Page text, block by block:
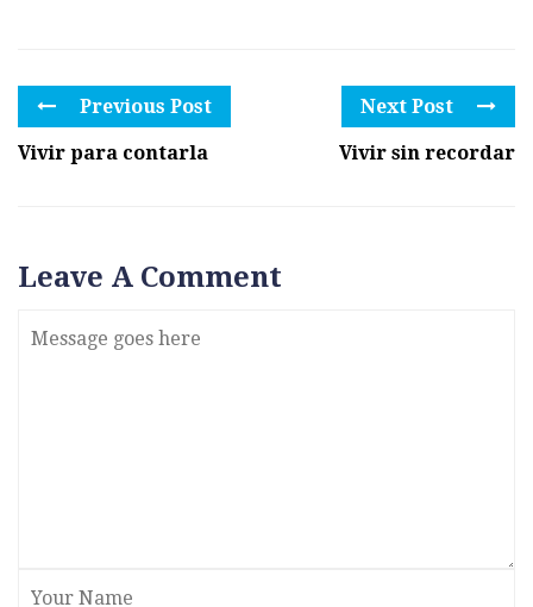
Previous Post
Vivir para contarla
Next Post
Vivir sin recordar
Leave A Comment